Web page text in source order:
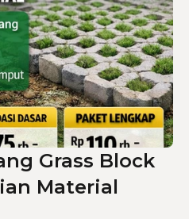
Grass Block
Material